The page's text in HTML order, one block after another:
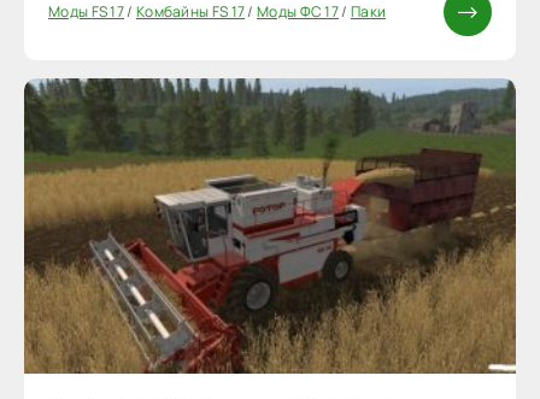
Моды FS 17/ Комбайны FS 17/Моды ФС 17/ Паки